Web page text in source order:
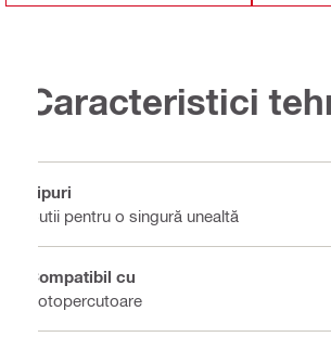
Caracteristici
Tipuri
Cutii pentru o singură unealtă
Compatibil cu
Rotopercutoare